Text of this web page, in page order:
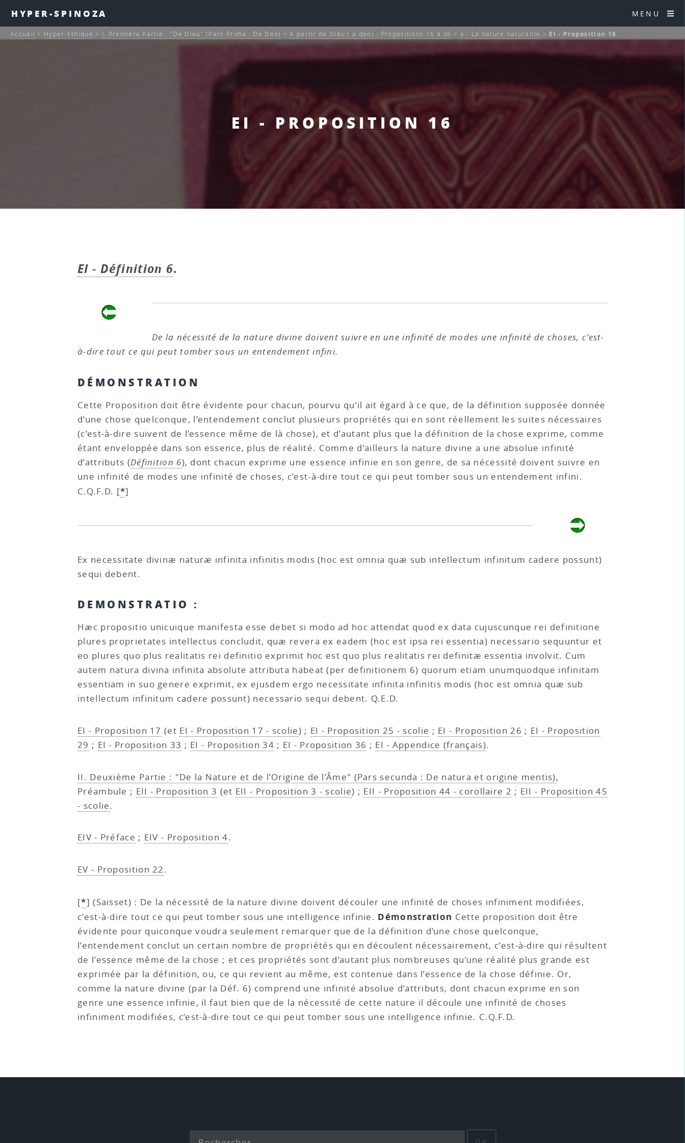
HYPER-SPINOZA MENU
EI - PROPOSITION 16
Accueil > Hyper-Ethique > I. Première Partie : "De Dieu" (Pars Prima : De Deo) >A partir de Dieu ( a deo) : Propositions 16 à 36 > a - La nature naturante > EI - Proposition 16
EI - Définition 6.
De la nécessité de la nature divine doivent suivre en une infinité de modes une infinité de choses, c’est-
à-dire tout ce qui peut tomber sous un entendement infini.
DÉMONSTRATION
Cette Proposition doit être évidente pour chacun, pourvu qu’il ait égard à ce que, de la définition supposée donnée
d’une chose quelconque, l’entendement conclut plusieurs propriétés qui en sont réellement les suites nécessaires
(c’est-à-dire suivent de l’essence même de là chose), et d’autant plus que la définition de la chose exprime, comme
étant enveloppée dans son essence, plus de réalité. Comme d’ailleurs la nature divine a une absolue infinité
d’attributs (Définition 6), dont chacun exprime une essence infinie en son genre, de sa nécessité doivent suivre en
une infinité de modes une infinité de choses, c’est-à-dire tout ce qui peut tomber sous un entendement infini.
C.Q.F.D. [*]
Ex necessitate divinæ naturæ infinita infinitis modis (hoc est omnia quæ sub intellectum infinitum cadere possunt)
sequi debent.
DEMONSTRATIO :
Hæc propositio unicuique manifesta esse debet si modo ad hoc attendat quod ex data cujuscunque rei definitione
plures proprietates intellectus concludit, quæ revera ex eadem (hoc est ipsa rei essentia) necessario sequuntur et
eo plures quo plus realitatis rei definitio exprimit hoc est quo plus realitatis rei definitæ essentia involvit. Cum
autem natura divina infinita absolute attributa habeat (per definitionem 6) quorum etiam unumquodque infinitam
essentiam in suo genere exprimit, ex ejusdem ergo necessitate infinita infinitis modis (hoc est omnia quæ sub
intellectum infinitum cadere possunt) necessario sequi debent. Q.E.D.
EI - Proposition 17 (et EI - Proposition 17 - scolie) ; EI - Proposition 25 - scolie ; EI - Proposition 26 ; EI - Proposition
29 ; EI - Proposition 33 ; EI - Proposition 34 ; EI - Proposition 36 ; EI - Appendice (français).
II. Deuxième Partie : "De la Nature et de l’Origine de l’Âme" (Pars secunda : De natura et origine mentis),
Préambule ; EII - Proposition 3 (et EII - Proposition 3 - scolie) ; EII - Proposition 44 - corollaire 2 ; EII - Proposition 45
- scolie.
EIV - Préface ; EIV - Proposition 4.
EV - Proposition 22.
[*](Saisset) : De la nécessité de la nature divine doivent découler une infinité de choses infiniment modifiées,
c’est-à-dire tout ce qui peut tomber sous une intelligence infinie. Démonstration Cette proposition doit être
évidente pour quiconque voudra seulement remarquer que de la définition d’une chose quelconque,
l’entendement conclut un certain nombre de propriétés qui en découlent nécessairement, c’est-à-dire qui résultent
de l’essence même de la chose ; et ces propriétés sont d’autant plus nombreuses qu’une réalité plus grande est
exprimée par la définition, ou, ce qui revient au même, est contenue dans l’essence de la chose définie. Or,
comme la nature divine (par la Déf. 6) comprend une infinité absolue d’attributs, dont chacun exprime en son
genre une essence infinie, il faut bien que de la nécessité de cette nature il découle une infinité de choses
infiniment modifiées, c’est-à-dire tout ce qui peut tomber sous une intelligence infinie. C.Q.F.D.